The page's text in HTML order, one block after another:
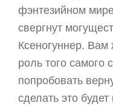
фэнтезийном
свергнут
Ксеногуннер. Вам
роль того самого
попробовать
сделать это